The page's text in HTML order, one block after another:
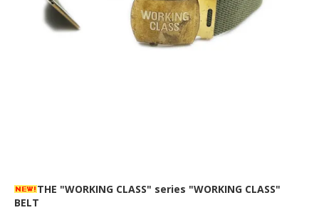
THE "WORKING CLASS" series "WORKING CLASS"
BELT